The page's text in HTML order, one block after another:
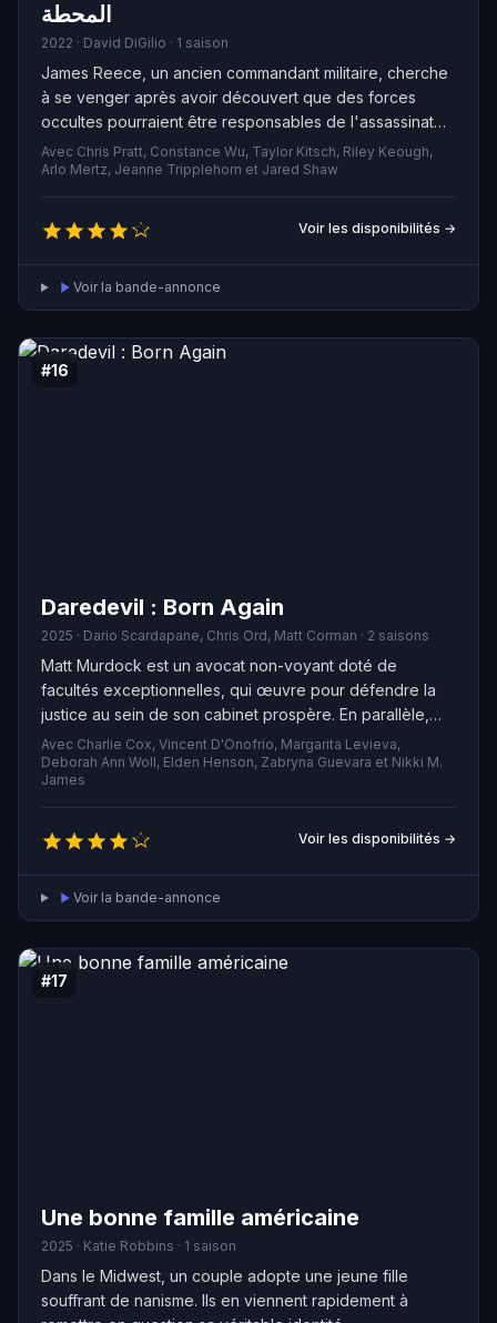
المحطة
2022 · David DiGilio · 1 saison
James Reece, un ancien commandant militaire, cherche
à se venger après avoir découvert que des forces
occultes pourraient être responsables de l'assassinat
de tous les membres de son escadron. Libéré de ses
obligations militaires, il utilise les compétences acquises
au cours de ses deux décennies de service pour
poursuivre sans relâche ceux qu'il tient pour
responsables.
Avec Chris Pratt, Constance Wu, Taylor Kitsch, Riley Keough,
Arlo Mertz, Jeanne Tripplehorn et Jared Shaw
Voir les disponibilités →
Voir la bande-annonce
#16
Daredevil : Born Again
2025 · Dario Scardapane, Chris Ord, Matt Corman · 2 saisons
Matt Murdock est un avocat non-voyant doté de
facultés exceptionnelles, qui œuvre pour défendre la
justice au sein de son cabinet prospère. En parallèle,
Wilson Fisk, ex-patron de la pègre, s'efforce
d'atteindre ses ambitions politiques dans la ville de New
York. Alors que leurs passés refont surface, les deux
protagonistes semblent inéluctablement destinés à
s'affronter.
Avec Charlie Cox, Vincent D'Onofrio, Margarita Levieva,
Deborah Ann Woll, Elden Henson, Zabryna Guevara et Nikki M.
James
Voir les disponibilités →
Voir la bande-annonce
#17
Une bonne famille américaine
2025 · Katie Robbins · 1 saison
Dans le Midwest, un couple adopte une jeune fille
souffrant de nanisme. Ils en viennent rapidement à